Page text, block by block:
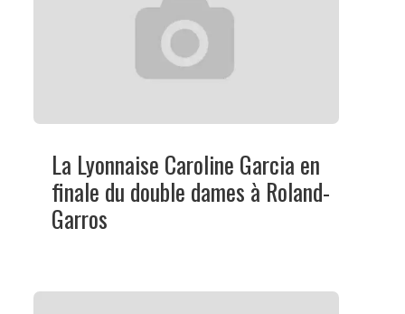
La Lyonnaise Caroline Garcia en
finale du double dames à Roland-
Garros